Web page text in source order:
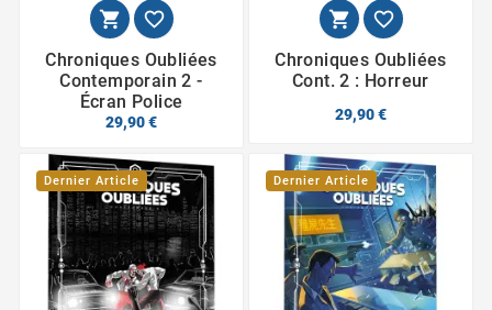
 
Chroniques Oubliées
Contemporain 2 -
Écran Police
29,90 €
 
Chroniques Oubliées
Cont. 2 : Horreur
29,90 €
Dernier Article Dernier Article